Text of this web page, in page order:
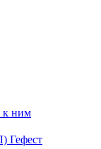
к ним
Гефест